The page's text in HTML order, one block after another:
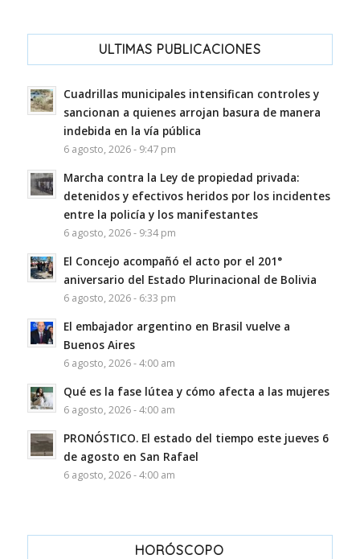
ULTIMAS PUBLICACIONES
Cuadrillas municipales intensifican controles y
sancionan a quienes arrojan basura de manera
indebida en la vía pública
6 agosto, 2026 - 9:47 pm
Marcha contra la Ley de propiedad privada:
detenidos y efectivos heridos por los incidentes
entre la policía y los manifestantes
6 agosto, 2026 - 9:34 pm
El Concejo acompañó el acto por el 201°
aniversario del Estado Plurinacional de Bolivia
6 agosto, 2026 - 6:33 pm
El embajador argentino en Brasil vuelve a
Buenos Aires
6 agosto, 2026 - 4:00 am
Qué es la fase lútea y cómo afecta a las mujeres
6 agosto, 2026 - 4:00 am
PRONÓSTICO. El estado del tiempo este jueves 6
de agosto en San Rafael
6 agosto, 2026 - 4:00 am
HORÓSCOPO